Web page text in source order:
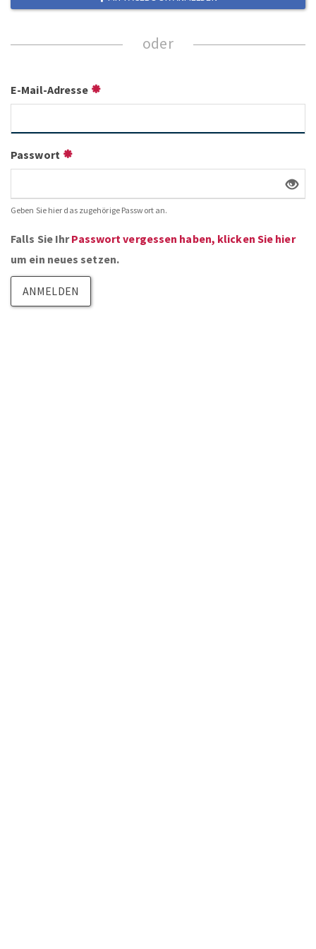
E-Mail-Adresse
Passwort
Geben Sie hier das zugehörige Passwort an.
Falls Sie IhrPasswort vergessen haben, klicken Sie hier
um ein neues setzen.
ANMELDEN